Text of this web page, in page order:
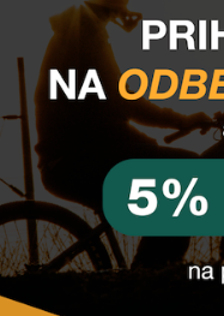
pre použitie na ráfik s
využite nášchat